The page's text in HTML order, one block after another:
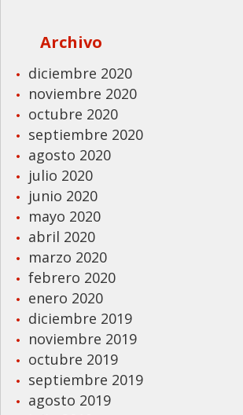
Archivo
diciembre 2020
noviembre 2020
octubre 2020
septiembre 2020
agosto 2020
julio 2020
junio 2020
mayo 2020
abril 2020
marzo 2020
febrero 2020
enero 2020
diciembre 2019
noviembre 2019
octubre 2019
septiembre 2019
agosto 2019